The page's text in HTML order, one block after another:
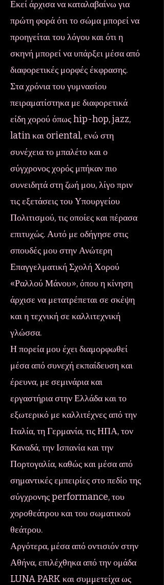
Εκεί άρχισα να καταλαβαίνω για
πρώτη φορά ότι το σώμα μπορεί να
προηγείται του λόγου και ότι η
σκηνή μπορεί να υπάρξει μέσα από
διαφορετικές μορφές έκφρασης.
Στα χρόνια του γυμνασίου
πειραματίστηκα με διαφορετικά
είδη χορού όπως hip-hop, jazz,
latin και oriental, ενώ στη
συνέχεια το μπαλέτο και ο
σύγχρονος χορός μπήκαν πιο
συνειδητά στη ζωή μου, λίγο πριν
τις εξετάσεις του Υπουργείου
Πολιτισμού, τις οποίες και πέρασα
επιτυχώς. Αυτό με οδήγησε στις
σπουδές μου στην Ανώτερη
Επαγγελματική Σχολή Χορού
«Ραλλού Μάνου», όπου η κίνηση
άρχισε να μετατρέπεται σε σκέψη
και η τεχνική σε καλλιτεχνική
γλώσσα.
Η πορεία μου έχει διαμορφωθεί
μέσα από συνεχή εκπαίδευση και
έρευνα, με σεμινάρια και
εργαστήρια στην Ελλάδα και το
εξωτερικό με καλλιτέχνες από την
Ιταλία, τη Γερμανία, τις ΗΠΑ, τον
Καναδά, την Ισπανία και την
Πορτογαλία, καθώς και μέσα από
σημαντικές εμπειρίες στο πεδίο της
σύγχρονης performance, του
χοροθεάτρου και του σωματικού
θεάτρου.
Αργότερα, μέσα από οντισιόν στην
Αθήνα, επιλέχθηκα από την ομάδα
LUNA PARK και συμμετείχα ως